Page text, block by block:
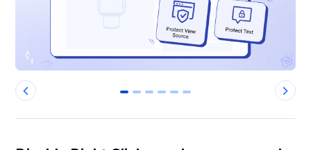
0 1 2 3 4 5